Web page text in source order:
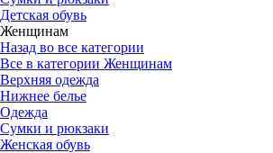
Детская обувь
Женщинам
Назад во все категории
Все в категории Женщинам
Верхняя одежда
Нижнее белье
Одежда
Сумки и рюкзаки
Женская обувь